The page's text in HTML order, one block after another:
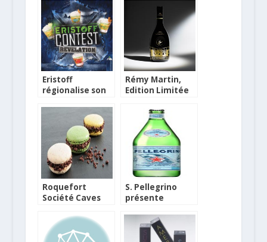
Eristoff
régionalise son
de la caïpiroska
Rémy Martin,
Edition Limitée
Cannes 2011
Roquefort
Société Caves
chocolat
pétillant
S. Pellegrino
présente
Cinéma